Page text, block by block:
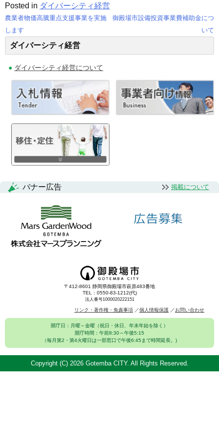
Posted in ダイバーシティ経営
投
稿
ナ
ー
農業者物価高騰重点支援事業を実施
します
御殿場市設備投資事業費補助金につ
いて
ダイバーシティ経営
ダイバーシティ経営について
バナー広告 掲載について
〒412-8601 静岡県御殿場市萩原483番地
TEL：0550-83-1212(代)
法人番号1000020222151
リンク・著作権・免責事項 個人情報保護 お問い合わせ
開庁日：月曜～金曜（祝日・休日、年末年始を除く）
開庁時間：午前8:30～午後5:15
（毎月第2・第4火曜日は一部窓口で午後6:45まで時間延長。)
Copyright (C) 2026 Gotemba CITY. All Rights Reserved.